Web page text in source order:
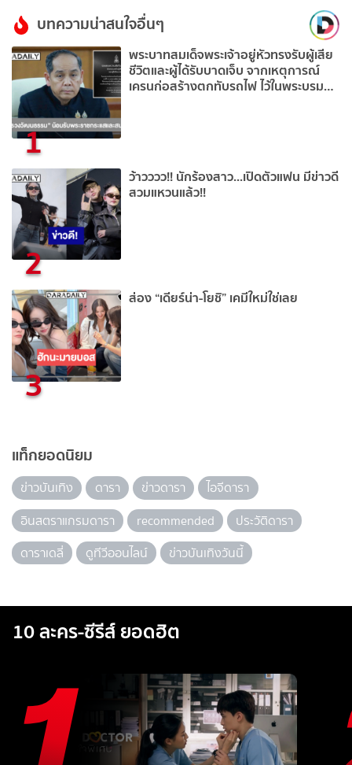
บทความน่าสนใจอื่นๆ
1
พระบาทสมเด็จพระเจ้าอยู่หัวทรงรับผู้เสีย
ชีวิตและผู้ได้รับบาดเจ็บ จากเหตุการณ์
เครนก่อสร้างตกทับรถไฟ ไว้ในพระบรม
2
ว้าวววว!! นักร้องสาว...เปิดตัวแฟน มีข่าวดี
สวมแหวนแล้ว!!
3
ส่อง “เดียร์น่า-โยชิ” เคมีใหม่ใช่เลย
แท็กยอดนิยม
ข่าวบันเทิง ดารา ข่าวดารา
ไอจีดารา
อินสตราแกรมดารา
recommended
ประวัติดารา
ดาราเดลี่
ดูทีวีออนไลน์ ข่าวบันเทิงวันนี้
10 ละคร-ซีรีส์ ยอดฮิต